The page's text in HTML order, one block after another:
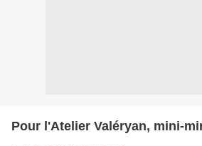
Pour l'Atelier Valéryan, mini-